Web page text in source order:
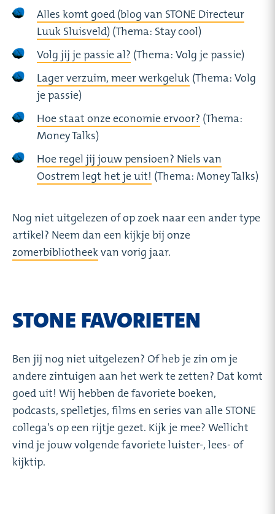
Alles komt goed (blog van STONE Directeur
Luuk Sluisveld) (Thema: Stay cool)
Volg jij je passie al? (Thema: Volg je passie)
Lager verzuim, meer werkgeluk (Thema: Volg
je passie)
Hoe staat onze economie ervoor? (Thema:
Money Talks)
Hoe regel jij jouw pensioen? Niels van
Oostrem legt het je uit! (Thema: Money Talks)
Nog niet uitgelezen of op zoek naar een ander type
artikel? Neem dan een kijkje bij onze
zomerbibliotheekvan vorig jaar.
STONE FAVORIETEN
Ben jij nog niet uitgelezen? Of heb je zin om je
andere zintuigen aan het werk te zetten? Dat komt
goed uit! Wij hebben de favoriete boeken,
podcasts, spelletjes, films en series van alle STONE
collega's op een rijtje gezet. Kijk je mee? Wellicht
vind je jouw volgende favoriete luister-, lees- of
kijktip.